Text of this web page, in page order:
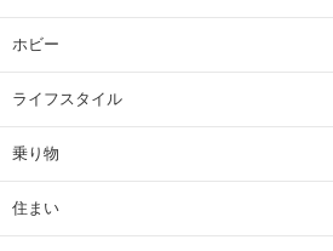
ホビー
ライフスタイル
乗り物
住まい